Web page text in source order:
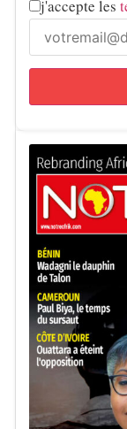
j'accepte les